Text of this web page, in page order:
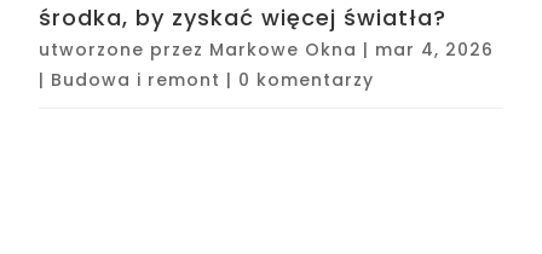
środka, by zyskać więcej światła?
utworzone przez Markowe Okna | mar 4, 2026
| Budowa i remont | 0 komentarzy